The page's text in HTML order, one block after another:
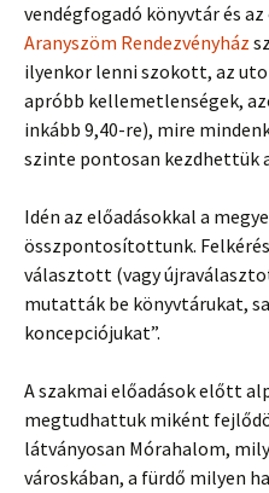
vendégfogadó könyvtár és
Aranyszöm Rendezvényház
ilyenkor lenni szokott, az
apróbb kellemetlenségek,
inkább 9,40-re), mire
szinte pontosan kezdhettük
Idén az előadásokkal a
összpontosítottunk.
választott (vagy
mutatták be könyvtárukat,
koncepciójukat”.
A szakmai előadások előtt
megtudhattuk miként
látványosan Mórahalom,
városkában, a fürdő milyen